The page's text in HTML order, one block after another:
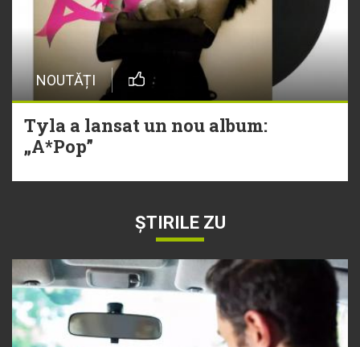
NOUTĂȚI
Tyla a lansat un nou album:
„A*Pop”
ȘTIRILE ZU